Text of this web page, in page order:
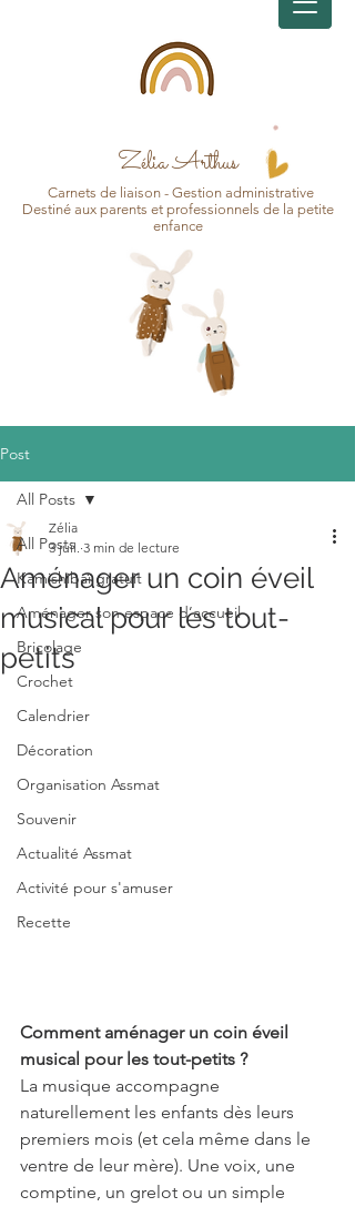
Zélia Arthus
Carnets de liaison - Gestion administrative
Destiné aux parents et professionnels de la petite
enfance
Post
All Posts
Kamishibaï gratuit
Aménager son espace d’accueil
Bricolage
Crochet
Calendrier
Décoration
Organisation Assmat
Souvenir
Actualité Assmat
Activité pour s'amuser
Recette
All Posts
Aménager un coin éveil
musical pour les tout-
petits
Zélia
3 juil. 3 min de lecture
Comment aménager un coin éveil
musical pour les tout-petits ?
La musique accompagne
naturellement les enfants dès leurs
premiers mois (et cela même dans le
ventre de leur mère). Une voix, une
comptine, un grelot ou un simple